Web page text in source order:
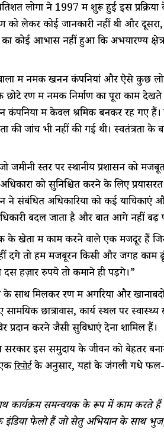
लोगों ने 1997 में शुरू हुई इस
को लेकर कोई जानकारी नहीं थी और
कोई आभास नहीं हुआ कि अभयारण्य
में नमक खनन कंपनियां और ऐसे कुछ
रण में नमक निर्माण का पूरा काम
में केवल श्रमिक बनकर रह गए हैं।
की जांच भी नहीं की गई थी। स्वतंत्रता
जमीनी स्तर पर स्थानीय प्रशासन को
को सुनिश्चित करने के लिए
ने संबंधित अधिकारियों को कई
बदल जाता है और बात आगे नहीं बढ़
के खेतों में काम करने वाले एक मजदूर हैं
देंगे तो हमें मजबूरन किसी और जगह काम
हज़ार रुपये तो कमाने ही पड़ेंगे।”
साथ मिलकर रण में अगरिया और
छात्रावास, कार्य स्थल पर
प्रदान करने जैसी सुविधाएं देना शामिल हैं।
इस समुदाय के जीवन को बेहतर
एकरिपोर्टके अनुसार, यहां के जंगली गधे फल-
कार्यक्रम समन्वयक के रूप में काम करते
इंडिया फेलो हैं जो सेतु अभियान के साथ